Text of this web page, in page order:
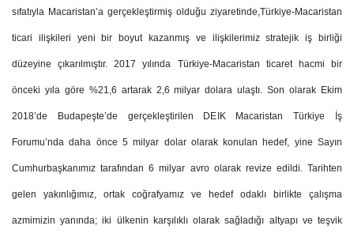
sıfatıyla Macaristan’a gerçekleştirmiş olduğu ziyaretinde,Türkiye-Macaristan
ticari ilişkileri yeni bir boyut kazanmış ve ilişkilerimiz stratejik iş birliği
düzeyine çıkarılmıştır. 2017 yılında Türkiye-Macaristan ticaret hacmi bir
önceki yıla göre %21,6 artarak 2,6 milyar dolara ulaştı. Son olarak Ekim
2018’de Budapeşte’de gerçekleştirilen DEIK Macaristan Türkiye İş
Forumu’nda daha önce 5 milyar dolar olarak konulan hedef, yine Sayın
Cumhurbaşkanımız tarafından 6 milyar avro olarak revize edildi. Tarihten
gelen yakınlığımız, ortak coğrafyamız ve hedef odaklı birlikte çalışma
azmimizin yanında; iki ülkenin karşılıklı olarak sağladığı altyapı ve teşvik